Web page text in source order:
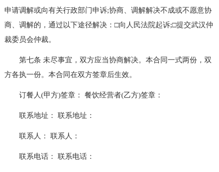
申请调解或向有关行政部门申诉;协商、调解解决不成或不愿意协
商、调解的，通过以下途径解决：□向人民法院起诉;□提交武汉仲
裁委员会仲裁。
第七条 未尽事宜，双方应当协商解决。本合同一式两份，双
方各执一份。本合同在双方签章后生效。
订餐人(甲方)签章： 餐饮经营者(乙方)签章：
联系地址： 联系地址：
联系人： 联系人：
联系电话： 联系电话：